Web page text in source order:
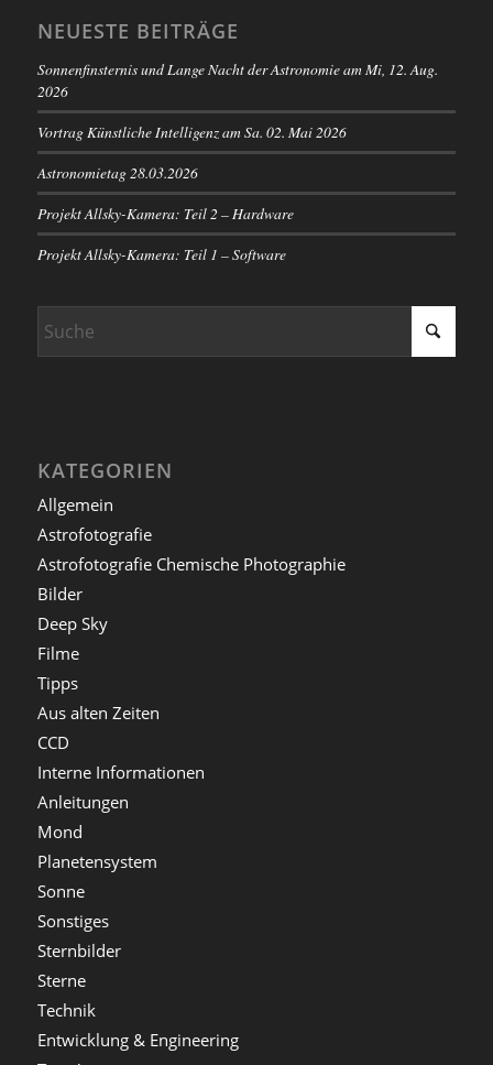
NEUESTE BEITRÄGE
Sonnenfinsternis und Lange Nacht der Astronomie am Mi, 12. Aug.
2026
Vortrag Künstliche Intelligenz am Sa. 02. Mai 2026
Astronomietag 28.03.2026
Projekt Allsky-Kamera: Teil 2 – Hardware
Projekt Allsky-Kamera: Teil 1 – Software
KATEGORIEN
Allgemein
Astrofotografie
Astrofotografie Chemische Photographie
Bilder
Deep Sky
Filme
Tipps
Aus alten Zeiten
CCD
Interne Informationen
Anleitungen
Mond
Planetensystem
Sonne
Sonstiges
Sternbilder
Sterne
Technik
Entwicklung & Engineering